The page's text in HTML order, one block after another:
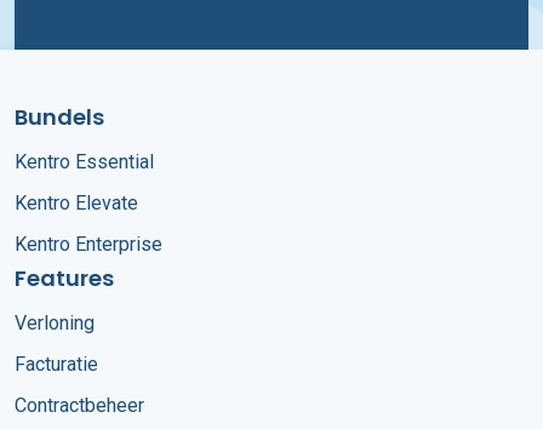
Bundels
Kentro Essential
Kentro Elevate
Kentro Enterprise
Features
Verloning
Facturatie
Contractbeheer